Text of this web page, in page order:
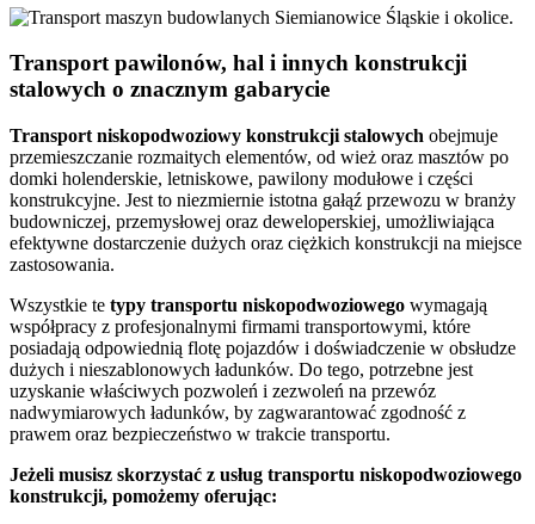
Transport pawilonów, hal i innych konstrukcji
stalowych o znacznym gabarycie
Transport niskopodwoziowy konstrukcji stalowych obejmuje
przemieszczanie rozmaitych elementów, od wież oraz masztów po
domki holenderskie, letniskowe, pawilony modułowe i części
konstrukcyjne. Jest to niezmiernie istotna gałąź przewozu w branży
budowniczej, przemysłowej oraz deweloperskiej, umożliwiająca
efektywne dostarczenie dużych oraz ciężkich konstrukcji na miejsce
zastosowania.
Wszystkie te typy transportu niskopodwoziowego wymagają
współpracy z profesjonalnymi firmami transportowymi, które
posiadają odpowiednią flotę pojazdów i doświadczenie w obsłudze
dużych i nieszablonowych ładunków. Do tego, potrzebne jest
uzyskanie właściwych pozwoleń i zezwoleń na przewóz
nadwymiarowych ładunków, by zagwarantować zgodność z
prawem oraz bezpieczeństwo w trakcie transportu.
Jeżeli musisz skorzystać z usług transportu niskopodwoziowego
konstrukcji, pomożemy oferując: